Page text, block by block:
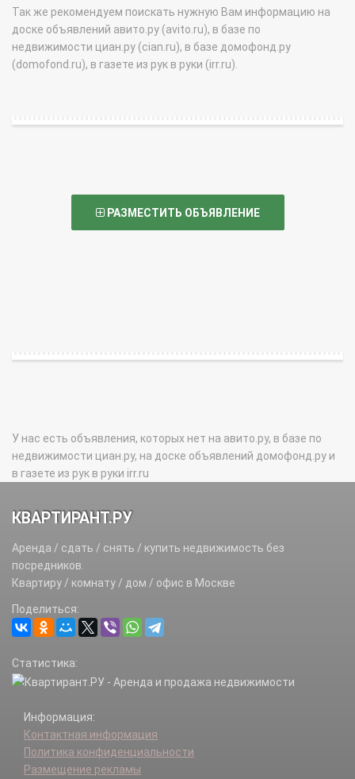
Так же рекомендуем поискать нужную Вам информацию на
доске объявлений авито.ру (avito.ru), в базе по
недвижимости циан.ру (cian.ru), в базе домофонд.ру
(domofond.ru), в газете из рук в руки (irr.ru).
РАЗМЕСТИТЬ ОБЪЯВЛЕНИЕ
У нас есть объявления, которых нет на авито.ру, в базе по
недвижимости циан.ру, на доске объявлений домофонд.ру и
в газете из рук в руки irr.ru
КВАРТИРАНТ.РУ
Аренда / сдать / снять / купить недвижимость без
посредников.
Квартиру / комнату / дом / офис в Москве
Поделиться:
Статистика:
Информация:
Контактная информация
Политика конфиденциальности
Размещение рекламы